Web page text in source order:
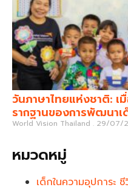
วันภาษาไทยแห่งชาติ: เ
รากฐานของการพัฒนาเ
World Vision Thailand 29/07/
หมวดหมู่
เด็กในความอุปการะ